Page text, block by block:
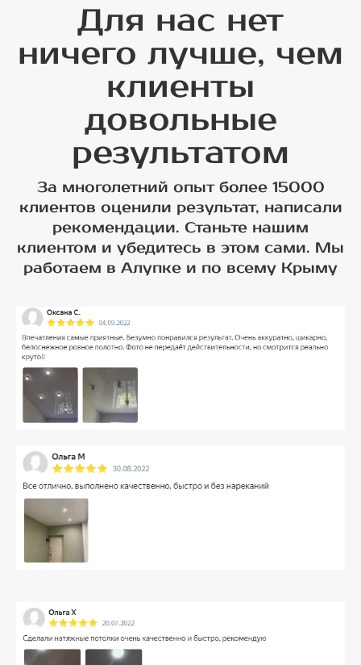
Для нас нет
ничего лучше, чем
клиенты
довольные
результатом
За многолетний опыт более 15000
клиентов оценили результат, написали
рекомендации. Станьте нашим
клиентом и убедитесь в этом сами. Мы
работаем в Алупке и по всему Крыму